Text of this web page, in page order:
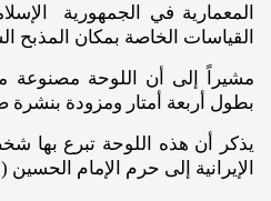
المعمارية في الجمهورية
القياسات الخاصة بمكان المذبح
مشيراً إلى أن اللوحة مصنوعة
بطول أربعة أمتار ومزودة بنشرة
يذكر أن هذه اللوحة تبرع بها
الإيرانية إلى حرم الإمام الحسين